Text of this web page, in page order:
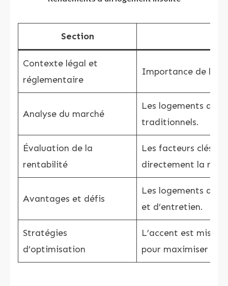
Section
Contexte légal et
réglementaire
Importance de la
Analyse du marché
Les logements
traditionnels.
Évaluation de la
rentabilité
Les facteurs clés
directement la
Avantages et défis
Les logements
et d’entretien.
Stratégies
d’optimisation
L’accent est mis
pour maximiser les